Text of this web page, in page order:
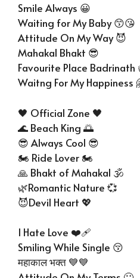
Smile Always 😀
Waiting for My Baby 😙😘
Attitude On My Way 😈
Mahakal Bhakt 😎
Favourite Place Badrinath
Waitng For My Happiness
🖤 Official Zone 🖤
🌊 Beach King 🌅
😎 Always Cool 😎
🏍 Ride Lover 🏍
🙏 Bhakt of Mahakal 🕉
🌿Romantic Nature 💞
😈Devil Heart 💖
I Hate Love ❤‍🩹
Smiling While Single 😚
महाकाल भक्त 💙💙